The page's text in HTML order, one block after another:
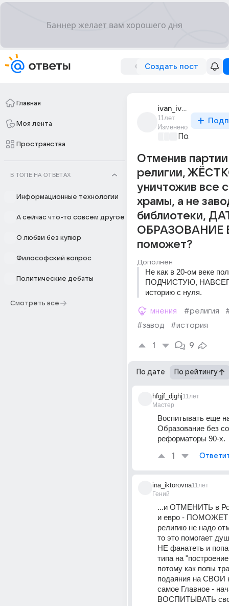
Создать пост
Главная
Моя лента
Пространства
В ТОПЕ НА ОТВЕТАХ
Информационные технологии
А сейчас что-то совсем другое
О любви без купюр
Философский вопрос
Политические дебаты
Смотреть все
ivan_ivanov_48341
11лет
Изменено
Отменив
религии,
уничтожив все
храмы, а не
библиотеки,
ОБРАЗОВАНИЕ
поможет?
Дополнен
Не как в 20-ом веке
ПОДЧИСТУЮ,
историю с нуля.
мнения #религия
#завод
#история
1 9
По дате По рейтингу
hfgjf_djghj
Мастер
11лет
Воспитывать еще
Образование без
реформаторы 90-х.
1
ina_iktorovna
Гений
11лет
...и ОТМЕНИТЬ в
и евро - ПОМОЖЕТ
религию не надо
то это помогает
НЕ фанатеть и
типа на
потому как попы
подаяния на СВОИ
самое Главное -
ВОСПИТЫВАТЬ